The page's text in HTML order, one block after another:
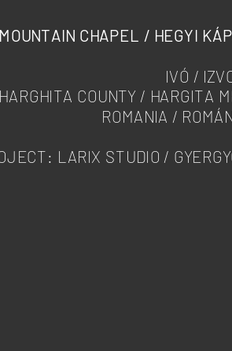
CHAPEL / HEGYI
IVÓ /
COUNTY / HARGITA
ROMANIA /
LARIX STUDIO /